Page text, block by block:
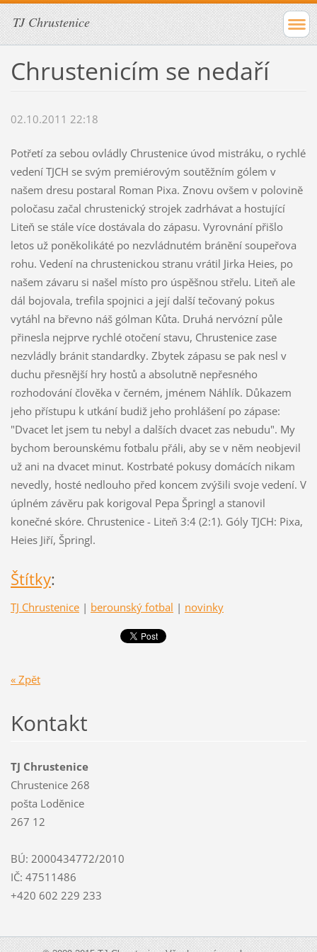
TJ Chrustenice
Chrustenicím se nedaří
02.10.2011 22:18
Potřetí za sebou ovládly Chrustenice úvod mistráku, o rychlé
vedení TJCH se svým premiérovým soutěžním gólem v
našem dresu postaral Roman Pixa. Znovu ovšem v polovině
poločasu začal chrustenický strojek zadrhávat a hostující
Liteň se stále více dostávala do zápasu. Vyrovnání přišlo
letos už poněkolikáté po nezvládnutém bránění soupeřova
rohu. Vedení na chrustenickou stranu vrátil Jirka Heies, po
našem závaru si našel místo pro úspěšnou střelu. Liteň ale
dál bojovala, trefila spojnici a její další tečovaný pokus
vytáhl na břevno náš gólman Kůta. Druhá nervózní půle
přinesla nejprve rychlé otočení stavu, Chrustenice zase
nezvládly bránit standardky. Zbytek zápasu se pak nesl v
duchu přesnější hry hostů a absolutně nepřesného
rozhodování člověka v černém, jménem Náhlík. Důkazem
jeho přístupu k utkání budiž jeho prohlášení po zápase:
"Dvacet let jsem tu nebyl a dalších dvacet zas nebudu". My
bychom berounskému fotbalu přáli, aby se v něm neobjevil
už ani na dvacet minut. Kostrbaté pokusy domácích nikam
nevedly, hosté nedlouho před koncem zvýšili svoje vedení. V
úplném závěru pak korigoval Pepa Špringl a stanovil
konečné skóre. Chrustenice - Liteň 3:4 (2:1). Góly TJCH: Pixa,
Heies Jiří, Špringl.
Štítky:
TJ Chrustenice | berounský fotbal | novinky
« Zpět
Kontakt
TJ Chrustenice
Chrustenice 268
pošta Loděnice
267 12
BÚ: 2000434772/2010
IČ: 47511486
+420 602 229 233